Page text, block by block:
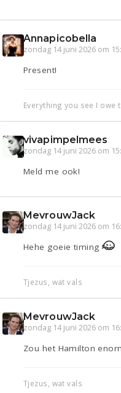
Annapicobella
zondag 14 juni 2026 om
Present!
Everything you see I owe
vivapimpelmees
zondag 14 juni 2026 om
Meld me ook!
MevrouwJack
zondag 14 juni 2026 om
Hehe goeie timing
Tjezus, wat vals
MevrouwJack
zondag 14 juni 2026 om
Zou het Hamilton
Tjezus, wat vals